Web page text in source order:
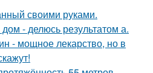
своими руками.
- делюсь результатом а.
- мощное лекарство, но в